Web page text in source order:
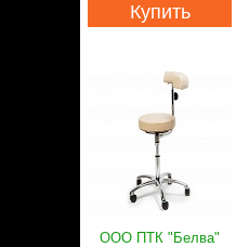
Купить
ООО ПТК "Белва"